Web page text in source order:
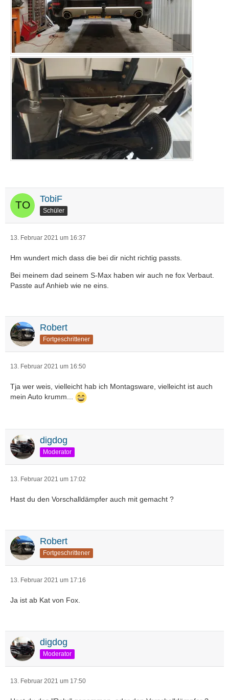
TobiF
Schüler
13. Februar 2021 um 16:37
Hm wundert mich dass die bei dir nicht richtig passts.
Bei meinem dad seinem S-Max haben wir auch ne fox Verbaut.
Passte auf Anhieb wie ne eins.
Robert
Fortgeschrittener
13. Februar 2021 um 16:50
Tja wer weis, vielleicht hab ich Montagsware, vielleicht ist auch
mein Auto krumm...
digdog
Moderator
13. Februar 2021 um 17:02
Hast du den Vorschalldämpfer auch mit gemacht ?
Robert
Fortgeschrittener
13. Februar 2021 um 17:16
Ja ist ab Kat von Fox.
digdog
Moderator
13. Februar 2021 um 17:50